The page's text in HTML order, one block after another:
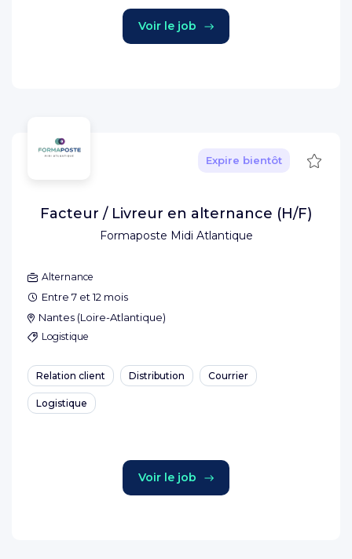
Voir le job
Formaposte Midi Atlantique
Expire bientôt
Facteur / Livreur en alternance (H/F)
Alternance
Entre 7 et 12 mois
Nantes (Loire-Atlantique)
Logistique
Relation client Distribution Courrier
Logistique
Voir le job